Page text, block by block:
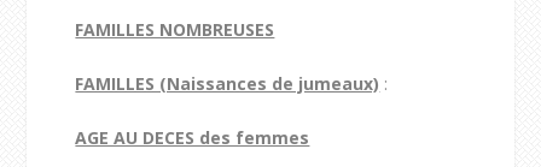
FAMILLES NOMBREUSES
FAMILLES (Naissances de jumeaux) :
AGE AU DECES des femmes